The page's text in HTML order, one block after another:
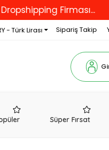
Firması...
- Türk Lirası Sipariş Takip
Süper Fırsat